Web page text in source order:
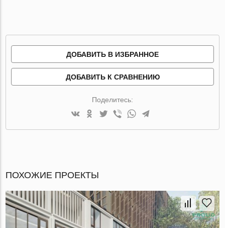
ДОБАВИТЬ В ИЗБРАННОЕ
ДОБАВИТЬ К СРАВНЕНИЮ
Поделитесь:
ПОХОЖИЕ ПРОЕКТЫ